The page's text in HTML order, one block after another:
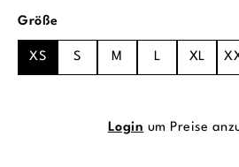
Größeauswählen
XS S M L XL
Login um Preise